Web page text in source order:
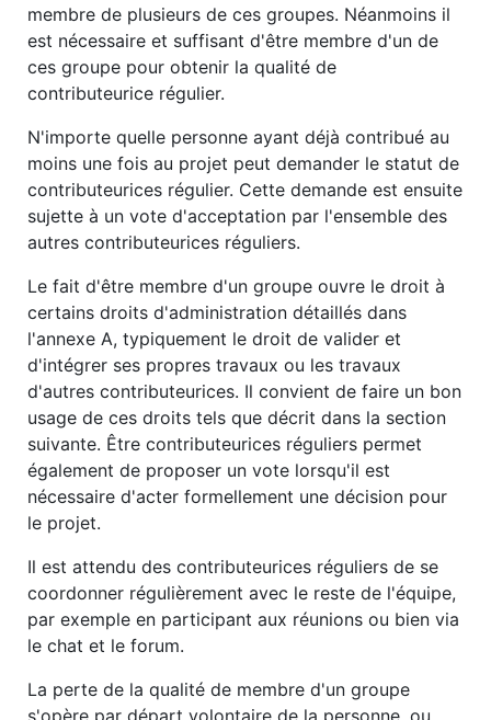
membre de plusieurs de ces groupes. Néanmoins il
est nécessaire et suffisant d'être membre d'un de
ces groupe pour obtenir la qualité de
contributeurice régulier.
N'importe quelle personne ayant déjà contribué au
moins une fois au projet peut demander le statut de
contributeurices régulier. Cette demande est ensuite
sujette à un vote d'acceptation par l'ensemble des
autres contributeurices réguliers.
Le fait d'être membre d'un groupe ouvre le droit à
certains droits d'administration détaillés dans
l'annexe A, typiquement le droit de valider et
d'intégrer ses propres travaux ou les travaux
d'autres contributeurices. Il convient de faire un bon
usage de ces droits tels que décrit dans la section
suivante. Être contributeurices réguliers permet
également de proposer un vote lorsqu'il est
nécessaire d'acter formellement une décision pour
le projet.
Il est attendu des contributeurices réguliers de se
coordonner régulièrement avec le reste de l'équipe,
par exemple en participant aux réunions ou bien via
le chat et le forum.
La perte de la qualité de membre d'un groupe
s'opère par départ volontaire de la personne, ou